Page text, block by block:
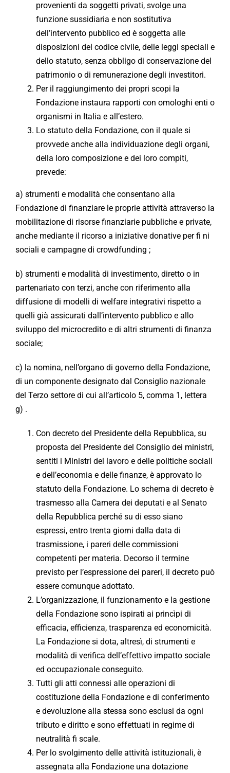
provenienti da soggetti privati, svolge una
funzione sussidiaria e non sostitutiva
dell’intervento pubblico ed è soggetta alle
disposizioni del codice civile, delle leggi speciali e
dello statuto, senza obbligo di conservazione del
patrimonio o di remunerazione degli investitori.
Per il raggiungimento dei propri scopi la
Fondazione instaura rapporti con omologhi enti o
organismi in Italia e all’estero.
Lo statuto della Fondazione, con il quale si
provvede anche alla individuazione degli organi,
della loro composizione e dei loro compiti,
prevede:
a) strumenti e modalità che consentano alla
Fondazione di finanziare le proprie attività attraverso la
mobilitazione di risorse finanziarie pubbliche e private,
anche mediante il ricorso a iniziative donative per fi ni
sociali e campagne di crowdfunding ;
b) strumenti e modalità di investimento, diretto o in
partenariato con terzi, anche con riferimento alla
diffusione di modelli di welfare integrativi rispetto a
quelli già assicurati dall’intervento pubblico e allo
sviluppo del microcredito e di altri strumenti di finanza
sociale;
c) la nomina, nell’organo di governo della Fondazione,
di un componente designato dal Consiglio nazionale
del Terzo settore di cui all’articolo 5, comma 1, lettera
g) .
Con decreto del Presidente della Repubblica, su
proposta del Presidente del Consiglio dei ministri,
sentiti i Ministri del lavoro e delle politiche sociali
e dell’economia e delle finanze, è approvato lo
statuto della Fondazione. Lo schema di decreto è
trasmesso alla Camera dei deputati e al Senato
della Repubblica perché su di esso siano
espressi, entro trenta giorni dalla data di
trasmissione, i pareri delle commissioni
competenti per materia. Decorso il termine
previsto per l’espressione dei pareri, il decreto può
essere comunque adottato.
L’organizzazione, il funzionamento e la gestione
della Fondazione sono ispirati ai princìpi di
efficacia, efficienza, trasparenza ed economicità.
La Fondazione si dota, altresì, di strumenti e
modalità di verifica dell’effettivo impatto sociale
ed occupazionale conseguito.
Tutti gli atti connessi alle operazioni di
costituzione della Fondazione e di conferimento
e devoluzione alla stessa sono esclusi da ogni
tributo e diritto e sono effettuati in regime di
neutralità fi scale.
Per lo svolgimento delle attività istituzionali, è
assegnata alla Fondazione una dotazione